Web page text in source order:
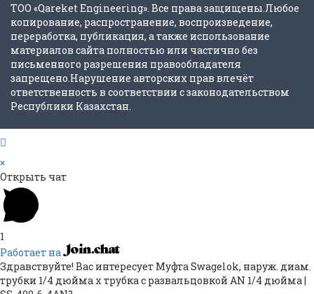
ТОО «Qareket Engineering». Все права защищены.Любое
копирование, распространение, воспроизведение,
переработка, публикация, а также использование
материалов сайта полностью или частично без
письменного разрешения правообладателя
запрещено.Нарушение авторских прав влечёт
ответственность в соответствии с законодательством
Республики Казахстан.
×
Открыть чат
1
Работает на
Здравствуйте! Вас интересует Муфта Swagelok, наруж. диам.
трубки 1/4 дюйма x трубка с развальцовкой AN 1/4 дюйма |